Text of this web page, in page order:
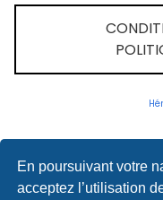
En poursuivant votre
acceptez l’utilisation